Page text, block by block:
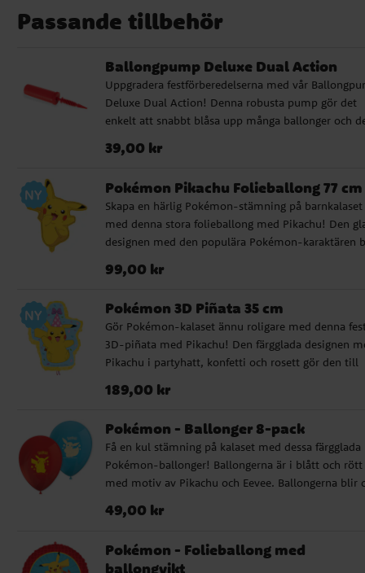
Passande tillbehör
Ballongpump Deluxe Dual Action
Uppgradera festförberedelserna med vår
Deluxe Dual Action! Denna robusta pump gör det
enkelt att snabbt blåsa upp många ballonger och
om det är barnkalas, babyshower eller andra
Pris :39,00 kr
39,00 kr
Pokémon Pikachu Folieballong 77 cm
Skapa en härlig Pokémon-stämning på barnkalaset
med denna stora folieballong med Pikachu! Den
designen med den populära Pokémon-karaktären
garanterat av små Pokémon-fans. Ballongen mäter
helium. Förpackningen innehåller sugrör för enkel
uppblåsning samt ett vitt ballongsnöre på ca 1,5
✔ Kan fyllas med luft eller helium ✔ Inkluderar
och vitt ballongsnöre (ca 1,5 m)
Pris :99,00 kr
99,00 kr
Pokémon 3D Piñata 35 cm
Gör Pokémon-kalaset ännu roligare med denna
3D-piñata med Pikachu! Den färgglada designen
Pikachu i partyhatt, konfetti och rosett gör den till
små Pokémon-fans. Fyll piñatan med godis eller
snörena. Bara ett av dem öppnar piñatan och släpper
ut det efterlängtade innehållet. ✔ Perfekt till
med Pokémon-tema ✔ Fylls med godis eller
småleksaker (ingår ej) ✔ Storlek: ca 35 x 26 x 8 cm
Tillverkad av papper och kartong
Pris: 189,00 kr
189,00 kr
Pokémon - Ballonger 8-pack
Få en kul stämning på kalaset med dessa färgglada
Pokémon-ballonger! Ballongerna är i blått och rött
med motiv av Pikachu och Eevee. Ballongerna blir
luft och helium. För enklare uppblåsning
Pris :49,00 kr
49,00 kr
Pokémon - Folieballong med
ballongvikt